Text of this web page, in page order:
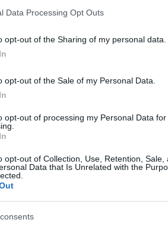
Data Processing Opt Outs
opt-out of the Sharing of my personal data.
opt-out of the Sale of my Personal Data.
opt-out of processing my Personal Data for
opt-out of Collection, Use, Retention, Sale,
Data that Is Unrelated with the
ΥΠΕΘΟΟ-ΥΠΑΑΤ-
μηδικής (de